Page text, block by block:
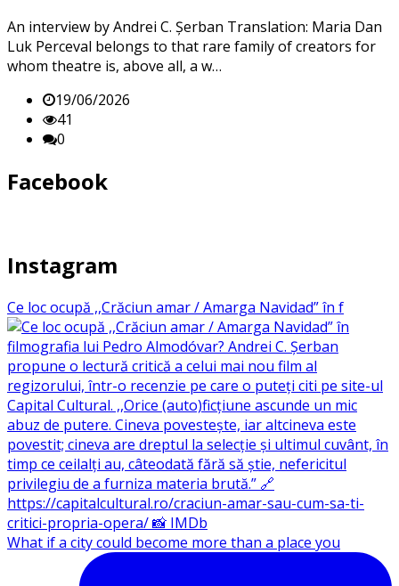
An interview by Andrei C. Șerban Translation: Maria Dan
Luk Perceval belongs to that rare family of creators for
whom theatre is, above all, a w…
19/06/2026
41
0
Facebook
Instagram
Ce loc ocupă ,,Crăciun amar / Amarga Navidad” în f
What if a city could become more than a place you